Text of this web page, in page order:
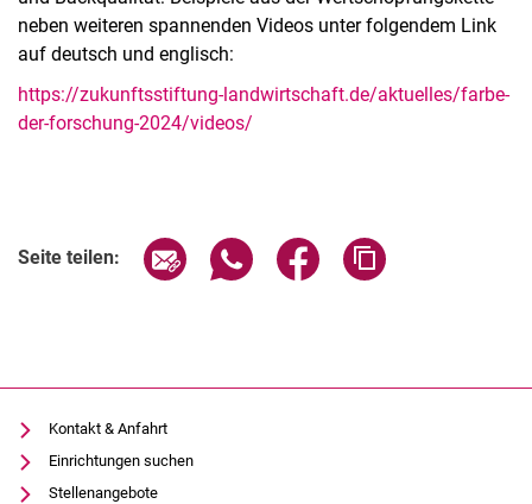
neben weiteren spannenden Videos unter folgendem Link
auf deutsch und englisch:
https://zukunftsstiftung-landwirtschaft.de/aktuelles/farbe-
der-forschung-2024/videos/
Seite teilen: Seite über E-Mail teilen
Seite über WhatsApp teilen
Seite über Facebook
Kontakt & Anfahrt
Einrichtungen suchen
Stellenangebote